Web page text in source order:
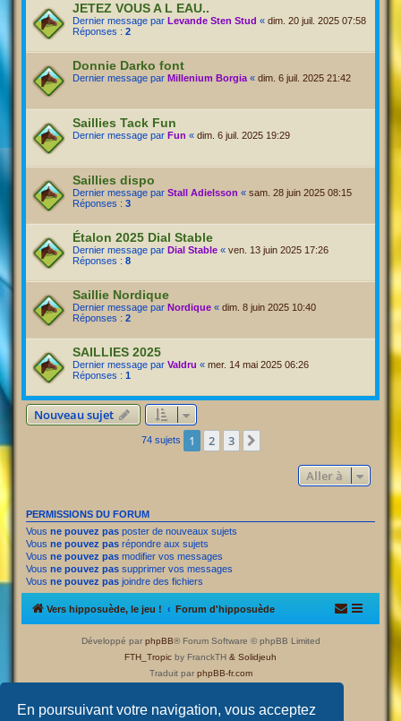
En poursuivant votre navigation, vous acceptez
JETEZ VOUS A L EAU..
Dernier message par Levande Sten Stud « dim. 20 juil. 2025 07:58
Réponses : 2
Donnie Darko font
Dernier message par Millenium Borgia « dim. 6 juil. 2025 21:42
Saillies Tack Fun
Dernier message par Fun « dim. 6 juil. 2025 19:29
Saillies dispo
Dernier message par Stall Adielsson « sam. 28 juin 2025 08:15
Réponses : 3
Étalon 2025 Dial Stable
Dernier message par Dial Stable « ven. 13 juin 2025 17:26
Réponses : 8
Saillie Nordique
Dernier message par Nordique « dim. 8 juin 2025 10:40
Réponses : 2
SAILLIES 2025
Dernier message par Valdru « mer. 14 mai 2025 06:26
Réponses : 1
Nouveau sujet
74 sujets 1 2 3
Aller à
PERMISSIONS DU FORUM
Vous ne pouvez pas poster de nouveaux sujets
Vous ne pouvez pas répondre aux sujets
Vous ne pouvez pas modifier vos messages
Vous ne pouvez pas supprimer vos messages
Vous ne pouvez pas joindre des fichiers
Vers hipposuède, le jeu ! Forum d'hipposuède
Développé par phpBB® Forum Software © phpBB Limited
FTH_Tropic by FranckTH & Solidjeuh
Traduit par phpBB-fr.com